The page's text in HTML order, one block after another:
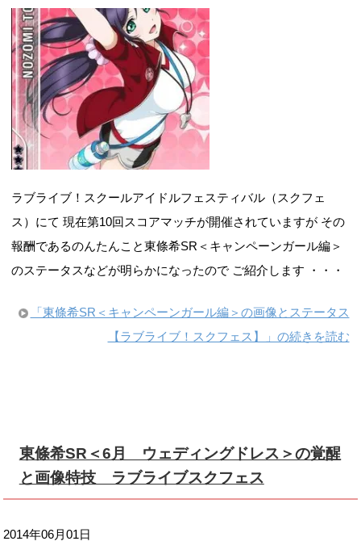
ラブライブ！スクールアイドルフェスティバル（スクフェ
ス）にて 現在第10回スコアマッチが開催されていますが その
報酬であるのんたんこと東條希SR＜キャンペーンガール編＞
のステータスなどが明らかになったので ご紹介します ・・・
「東條希SR＜キャンペーンガール編＞の画像とステータス
【ラブライブ！スクフェス】」の続きを読む
東條希SR＜6月 ウェディングドレス＞の覚醒
と画像特技 ラブライブスクフェス
2014年06月01日